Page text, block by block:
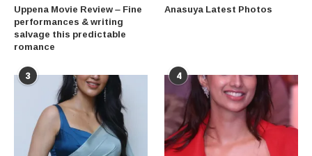
Uppena Movie Review – Fine
performances & writing
salvage this predictable
romance
Anasuya Latest Photos
3 4